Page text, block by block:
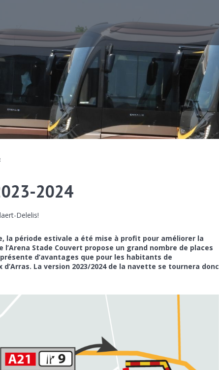
2024
Delelis!
la période estivale a été mise à profit pour améliorer la
l’Arena Stade Couvert propose un grand nombre de places
d’avantages que pour les habitants de
La version 2023/2024 de la navette se tournera donc